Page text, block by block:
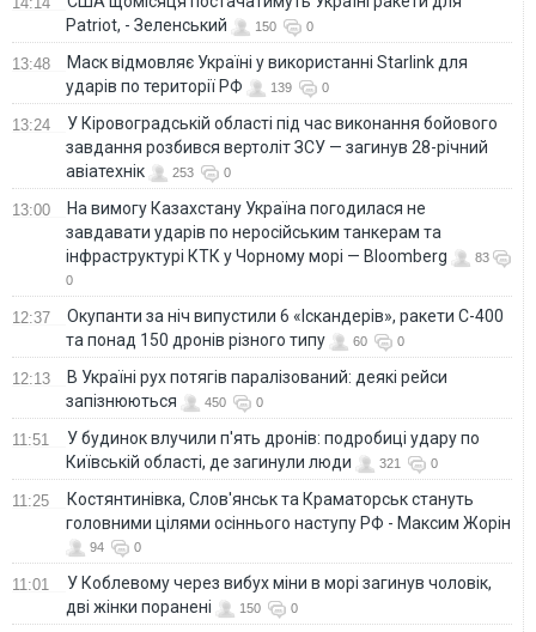
Patriot, - Зеленський
150 0
13:48
Маск відмовляє Україні у використанні Starlink для
ударів по території РФ
139 0
13:24
У Кіровоградській області під час виконання бойового
завдання розбився вертоліт ЗСУ — загинув 28-річний
авіатехнік
253 0
13:00
На вимогу Казахстану Україна погодилася не
завдавати ударів по неросійським танкерам та
інфраструктурі КТК у Чорному морі — Bloomberg
83
0
12:37
Окупанти за ніч випустили 6 «Іскандерів», ракети С-400
та понад 150 дронів різного типу
60 0
12:13
В Україні рух потягів паралізований: деякі рейси
запізнюються
450 0
11:51
У будинок влучили п'ять дронів: подробиці удару по
Київській області, де загинули люди
321 0
11:25
Костянтинівка, Слов'янськ та Краматорськ стануть
головними цілями осіннього наступу РФ - Максим Жорін
94 0
11:01
У Коблевому через вибух міни в морі загинув чоловік,
дві жінки поранені
150 0